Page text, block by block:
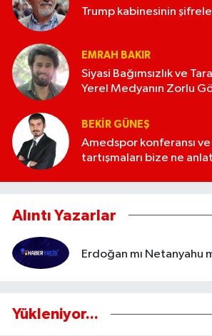
Trump kabinesinin
EMRAH BAKIR
Siyasi Bağımsızlık ve
Yerel Medyanın Zorlu
BEKIR GÜNEŞ
Amedspor konferansı
tartışmaları bize ne
Alıntı Yazarlar
Erdoğan mı Netanyahu
Yükleniyor...